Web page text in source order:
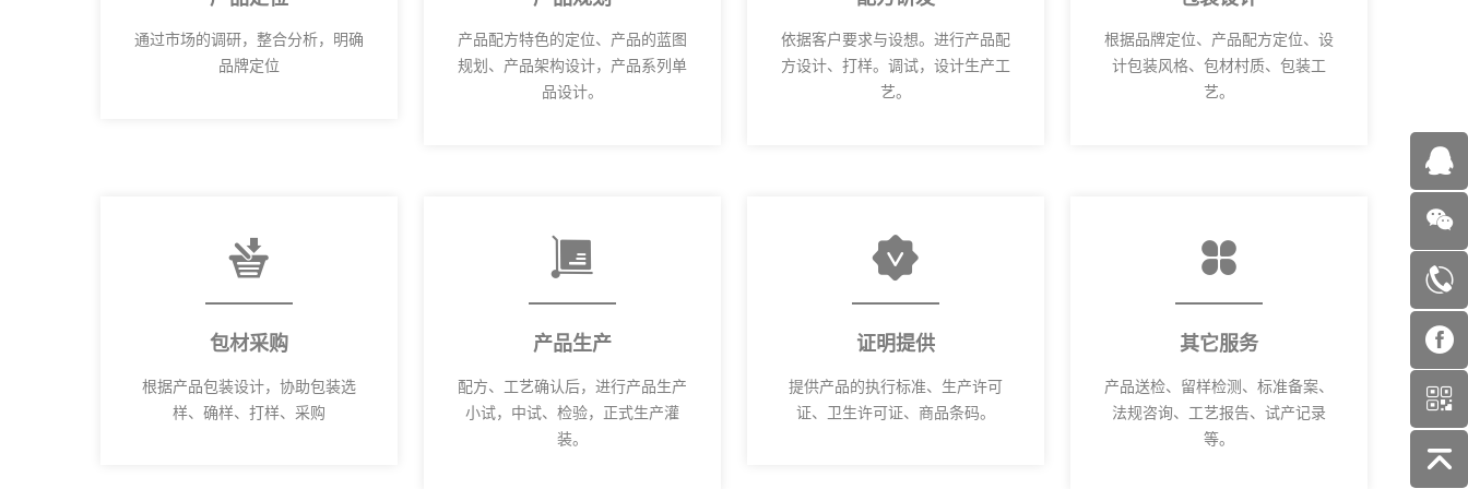
通过市场的调研，整合分析，明确
品牌定位
产品配方特色的定位、产品的蓝图
规划、产品架构设计，产品系列单
品设计。
依据客户要求与设想。进行产品配
方设计、打样。调试，设计生产工
艺。
根据品牌定位、产品配方定位、设
计包装风格、包材村质、包装工
艺。
包材采购
根据产品包装设计，协助包装选
样、确样、打样、采购
产品生产
配方、工艺确认后，进行产品生产
小试，中试、检验，正式生产灌
装。
证明提供
提供产品的执行标准、生产许可
证、卫生许可证、商品条码。
其它服务
产品送检、留样检测、标准备案、
法规咨询、工艺报告、试产记录
等。